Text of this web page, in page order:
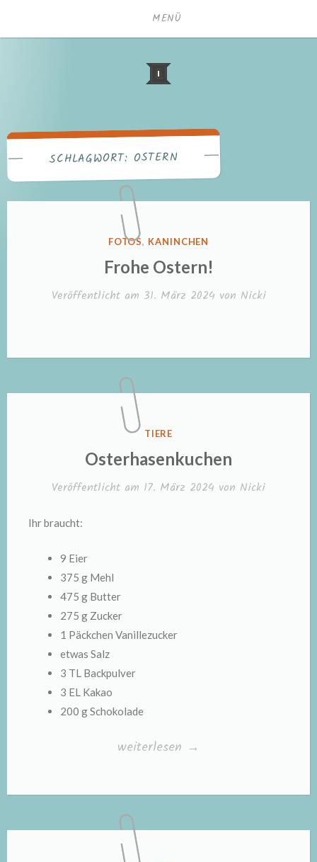
MENÜ
SCHLAGWORT: OSTERN
VERÖFFENTLICHT
FOTOS, KANINCHEN
Frohe Ostern!
Veröffentlicht am 31. März 2024 von Nicki
VERÖFFENTLICHT
TIERE
Osterhasenkuchen
Veröffentlicht am 17. März 2024 von Nicki
Ihr braucht:
9 Eier
375 g Mehl
475 g Butter
275 g Zucker
1 Päckchen Vanillezucker
etwas Salz
3 TL Backpulver
3 EL Kakao
200 g Schokolade
„Osterhasenkuchen“
weiterlesen →